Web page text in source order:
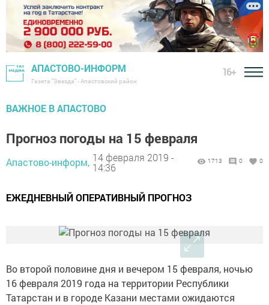
АПАСТОВО-ИНФОРМ
Газета "Звезда" - Апастовский район
16+
ВАЖНОЕ В АПАСТОВО
Прогноз погоды на 15 февраля
Апастово-информ, 14 февраля 2019 -
14:36
1713 0 0
ЕЖЕДНЕВНЫЙ ОПЕРАТИВНЫЙ ПРОГНОЗ
Во второй половине дня и вечером 15 февраля, ночью
16 февраля 2019 года на территории Республики
Татарстан и в городе Казани местами ожидаются